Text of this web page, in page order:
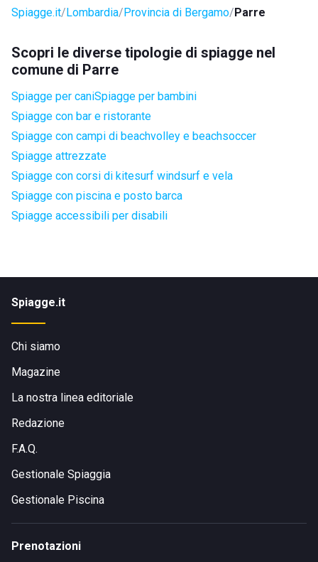
Spiagge.it Lombardia Provincia di Bergamo Parre
Scopri le diverse tipologie di spiagge nel
comune di Parre
Spiagge per caniSpiagge per bambini
Spiagge con bar e ristorante
Spiagge con campi di beachvolley e beachsoccer
Spiagge attrezzate
Spiagge con corsi di kitesurf windsurf e vela
Spiagge con piscina e posto barca
Spiagge accessibili per disabili
Spiagge.it
Chi siamo
Magazine
La nostra linea editoriale
Redazione
F.A.Q.
Gestionale Spiaggia
Gestionale Piscina
Prenotazioni